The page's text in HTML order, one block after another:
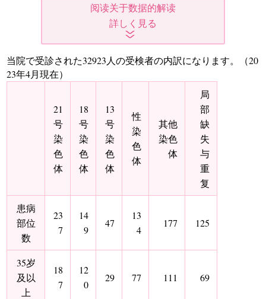
阅读关于数据的解读
当院で受診された32923人の受検者の内訳になります。（20
23年4月現在）
21
号
染
色
体
18
号
染
色
体
13
号
染
色
体
性
染
色
体
其他
染色
体
局
部
缺
失
与
重
复
患病
部位
数
23
7
14
9
47
13
4
177 125
35岁
及以
上
18
7
12
0
29 77 111 69